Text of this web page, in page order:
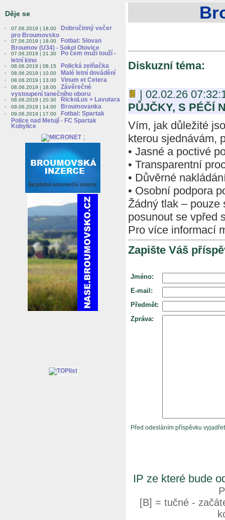
Děje se
07.06.2019 | 18.00 Dobročinný večer
pro Broumovsko
07.06.2019 | 18.00
Fotbal: Slovan
Broumov (U34) - Sokol Otovice
07.06.2019 | 21.30
Po čem muži touží -
letní kino
08.06.2019 | 08.15
Polická zelňačka
08.06.2019 | 10.00 Malé letní dovádění
08.06.2019 | 13.00 Vinum et Cetera
08.06.2019 | 18.00 Závěrečné
vystoupení tanečního oboru
08.06.2019 | 20.30
RickoLus + Lavutara
09.06.2019 | 14.00 Broumovanka
09.06.2019 | 17.00 Fotbal: Spartak
Police nad Metují - FC Spartak
Kobylice
;
Diskuzní téma:
| 02.02.26
PŮJČKY, S PÉČÍ
Vím, jak důležité
kterou sjednávám,
• Jasné a poctivé
• Transparentní
• Důvěrné
• Osobní podpora
Žádný tlak – pouze
posunout se vpřed
Pro více informací
Zapište Váš
Jméno:
E-mail:
Předmět:
Zpráva:
Před odesláním příspěvku
IP ze které bude
[B] = tučné -